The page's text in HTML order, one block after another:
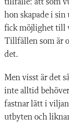
tillfälle: att som
hon skapade i
fick möjlighet till
Tillfällen som är
det.
Men visst är det
inte alltid behöver
fastnar lätt i
utbyten och